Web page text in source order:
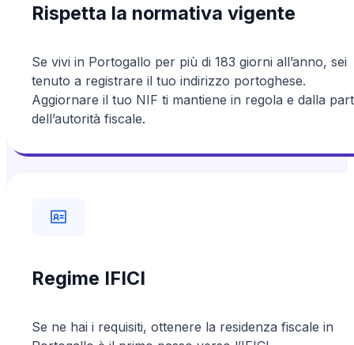
Rispetta la normativa vigente
Se vivi in Portogallo per più di 183 giorni all’anno, sei
tenuto a registrare il tuo indirizzo portoghese.
Aggiornare il tuo NIF ti mantiene in regola e dalla
dell’autorità fiscale.
Regime IFICI
Se ne hai i requisiti, ottenere la residenza fiscale in